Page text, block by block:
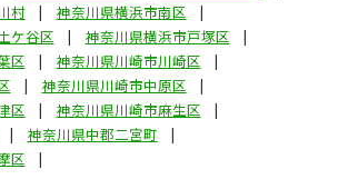
村
神奈川県横浜市南区
ケ谷区
神奈川県横浜市戸塚区
区
神奈川県川崎市川崎区
神奈川県川崎市中原区
区
神奈川県川崎市麻生区
神奈川県中郡二宮町
区